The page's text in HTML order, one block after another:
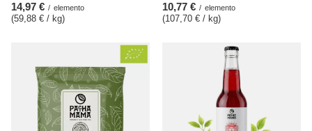
14,97 € / elemento
(59,88 € / kg)
10,77 € / elemento
(107,70 € / kg)